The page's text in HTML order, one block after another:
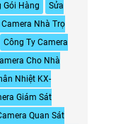
Gói Hàng
Sửa
Nhà Trọ
Công Ty Camera
Cho Nhà
Nhiệt KX-
Giám Sát
Quan Sát